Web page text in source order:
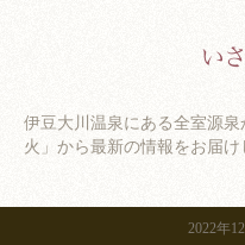
伊豆大川温泉にある全室源
火」から最新の情報をお届け
2022年